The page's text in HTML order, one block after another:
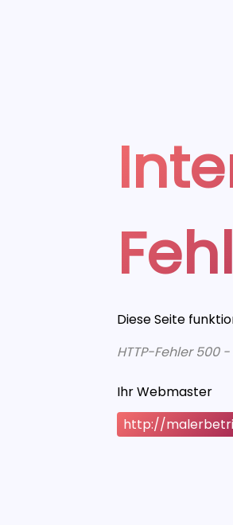
Diese Seite
HTTP-Fehler 500
Ihr Webmaster
http://